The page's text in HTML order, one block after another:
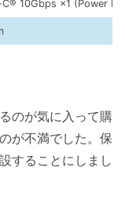
10Gbps ×1 (Power
のが気に入って購
が不満でした。保
することにしまし